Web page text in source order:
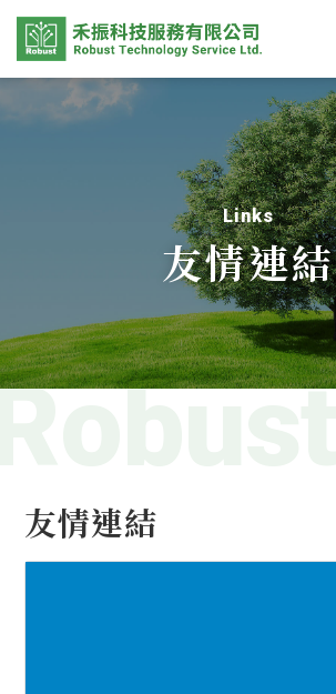
Links
友情連結
友情連結